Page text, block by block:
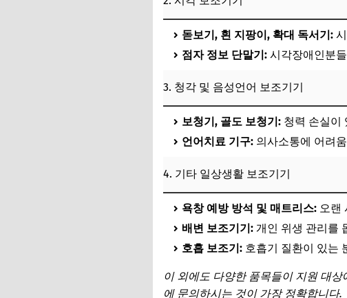
돋보기, 흰 지팡이, 확대 독서기:
점자 정보 단말기: 시각장애인분
3. 청각 및 음성언어 보조기기
보청기, 골도 보청기: 청력 손실이
언어치료 기구: 의사소통에 어려
4. 기타 일상생활 보조기기
욕창 예방 방석 및 매트리스: 오랜
배변 보조기기: 개인 위생 관리를
호흡 보조기: 호흡기 질환이 있는
이 외에도 다양한 품목들이 지원 대
에 문의하시는 것이 가장 정확합니다.